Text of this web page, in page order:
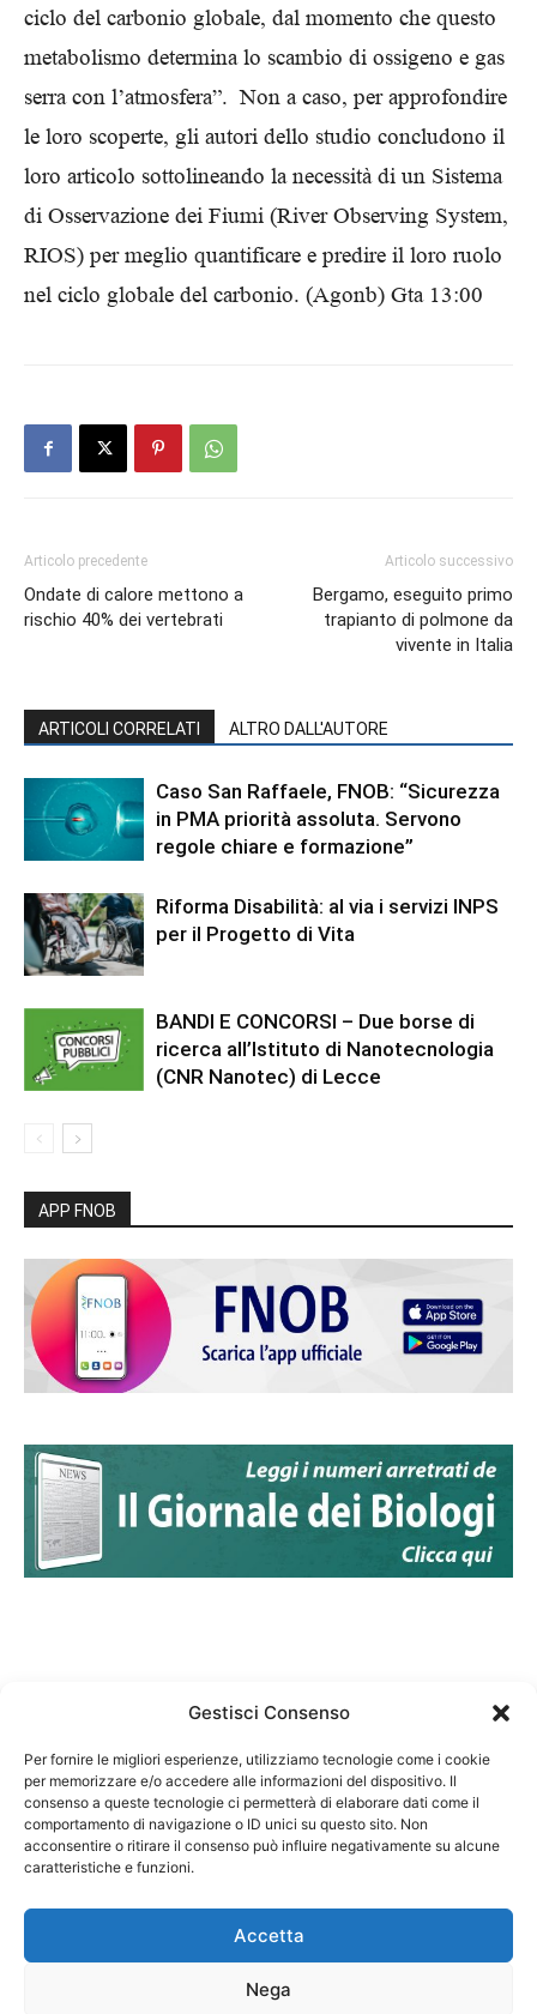
Gestisci Consenso
Per fornire le migliori esperienze, utilizziamo tecnologie come i cookie
per memorizzare e/o accedere alle informazioni del dispositivo. Il
consenso a queste tecnologie ci permetterà di elaborare dati come il
comportamento di navigazione o ID unici su questo sito. Non
acconsentire o ritirare il consenso può influire negativamente su alcune
caratteristiche e funzioni.
Accetta
Nega
ciclo del carbonio globale, dal momento che questo
metabolismo determina lo scambio di ossigeno e gas
serra con l’atmosfera”. Non a caso, per approfondire
le loro scoperte, gli autori dello studio concludono il
loro articolo sottolineando la necessità di un Sistema
di Osservazione dei Fiumi (River Observing System,
RIOS) per meglio quantificare e predire il loro ruolo
nel ciclo globale del carbonio. (Agonb) Gta 13:00
Articolo precedente
Ondate di calore mettono a
rischio 40% dei vertebrati
Articolo successivo
Bergamo, eseguito primo
trapianto di polmone da
vivente in Italia
ARTICOLI CORRELATI ALTRO DALL'AUTORE
Caso San Raffaele, FNOB: “Sicurezza
in PMA priorità assoluta. Servono
regole chiare e formazione”
Riforma Disabilità: al via i servizi INPS
per il Progetto di Vita
BANDI E CONCORSI – Due borse di
ricerca all’Istituto di Nanotecnologia
(CNR Nanotec) di Lecce
APP FNOB
Federazione Nazionale Degli Ordini dei Biologi:
codice fiscale 80069130583
Responsabile sito internet www.fnob.it: